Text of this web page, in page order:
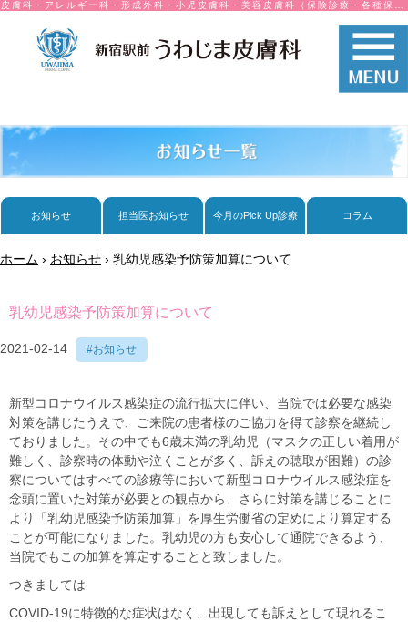
お知らせ 担当医お知らせ 今月のPick Up診療 コラム
ホーム › お知らせ › 乳幼児感染予防策加算について
乳幼児感染予防策加算について
2021-02-14 #お知らせ
新型コロナウイルス感染症の流行拡大に伴い、 当院では必要な感染
対策を講じたうえで、
ご来院の患者様のご協力を得て診察を継続し
ておりました。 その中でも6歳未満の乳幼児（マスクの正しい着用が
難しく、 診察時の体動や泣くことが多く、訴えの聴取が困難） の診
察についてはすべての診療等において新型コロナウイルス感染症を
念頭に置いた対策が必要との観点から、
さらに対策を講じることに
より「乳幼児感染予防策加算」を厚生労働省の定めにより算定する
ことが可能になりました。 乳幼児の方も安心して通院できるよう、
当院でもこの加算を算定することと致しました。
つきましては
COVID-19に特徴的な症状はなく、 出現しても訴えとして現れるこ